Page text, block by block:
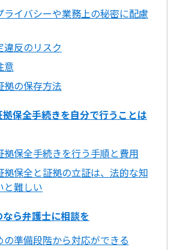
ライバシーや業務上の秘密に配慮
違反のリスク
意
拠の保存方法
保全手続きを自分で行うことは
拠保全手続きを行う手順と費用
拠保全と証拠の立証は、法的な知
と難しい
ら弁護士に相談を
の準備段階から対応ができる